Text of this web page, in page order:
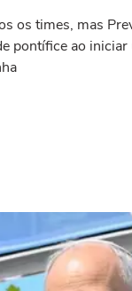
os times, mas
pontífice ao iniciar